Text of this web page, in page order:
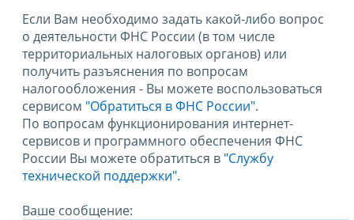
Если Вам необходимо задать какой-либо вопрос
о деятельности ФНС России (в том числе
территориальных налоговых органов) или
получить разъяснения по вопросам
налогообложения - Вы можете воспользоваться
сервисом "Обратиться в ФНС России".
По вопросам функционирования интернет-
сервисов и программного обеспечения ФНС
России Вы можете обратиться в "Службу
технической поддержки".
Ваше сообщение: